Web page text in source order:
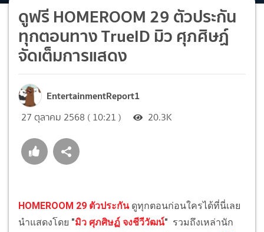
ดูฟรี HOMEROOM 29 ตัวประกัน
ทุกตอนทาง TrueID มิว ศุภศิษฏ์
จัดเต็มการแสดง
EntertainmentReport1
27 ตุลาคม 2568 ( 10:21 ) 20.3K
HOMEROOM 29 ตัวประกันดูทุกตอนก่อนใครได้ที่นี่เลย
นำแสดงโดย "มิว ศุภศิษฏ์ จงชีวีวัฒน์" รวมถึงเหล่านัก